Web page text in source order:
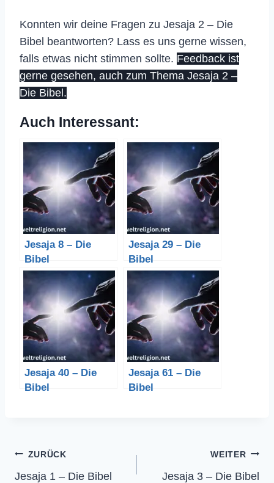
Konnten wir deine Fragen zu Jesaja 2 – Die
Bibel beantworten? Lass es uns gerne wissen,
falls etwas nicht stimmen sollte. Feedback ist
gerne gesehen, auch zum Thema Jesaja 2 –
Die Bibel.
Auch Interessant:
Jesaja 8 – Die
Bibel
Jesaja 29 – Die
Bibel
Jesaja 40 – Die
Bibel
Jesaja 61 – Die
Bibel
Beitragsnavigation
ZURÜCK
Jesaja 1 – Die Bibel
WEITER
Jesaja 3 – Die Bibel